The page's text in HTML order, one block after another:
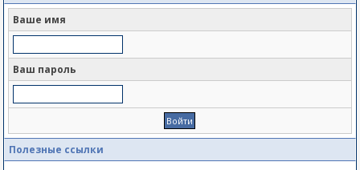
Ваше имя
Ваш пароль
Полезные ссылки